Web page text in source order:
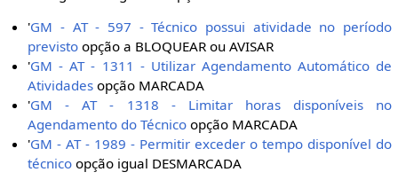
'GM - AT - 597 - Técnico possui atividade no período
previsto opção a BLOQUEAR ou AVISAR
'GM - AT - 1311 - Utilizar Agendamento Automático de
Atividades opção MARCADA
'GM - AT - 1318 - Limitar horas disponíveis no
Agendamento do Técnico opção MARCADA
'GM - AT - 1989 - Permitir exceder o tempo disponível do
técnico opção igual DESMARCADA